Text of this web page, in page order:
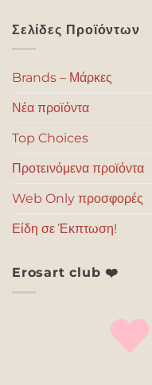
Σελίδες Προϊόντων
Brands – Μάρκες
Νέα προϊόντα
Top Choices
Προτεινόμενα προϊόντα
Web Only προσφορές
Είδη σε Έκπτωση!
Erosart club ❤️